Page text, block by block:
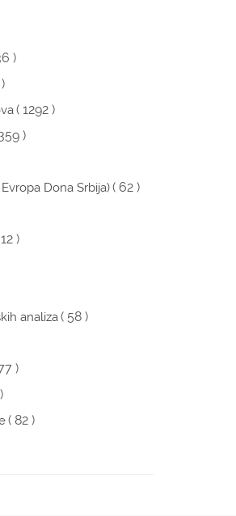
)
( 1292 )
)
Dona Srbija)( 62 )
)
analiza( 58 )
)
( 82 )